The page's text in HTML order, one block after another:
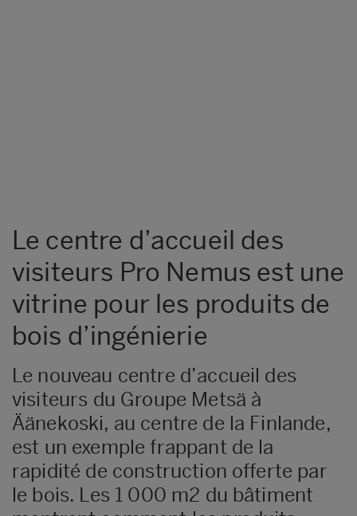
Le centre d’accueil des
visiteurs Pro Nemus est une
vitrine pour les produits de
bois d’ingénierie
Le nouveau centre d’accueil des
visiteurs du Groupe Metsä à
Äänekoski, au centre de la Finlande,
est un exemple frappant de la
rapidité de construction offerte par
le bois. Les 1 000 m2 du bâtiment